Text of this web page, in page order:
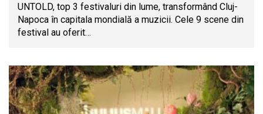
UNTOLD, top 3 festivaluri din lume, transformând Cluj-
Napoca în capitala mondială a muzicii. Cele 9 scene din
festival au oferit…